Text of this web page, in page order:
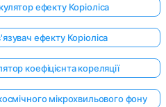
ефекту Коріоліса
ефекту Коріоліса
коефіцієнта кореляції
мікрохвильового фону